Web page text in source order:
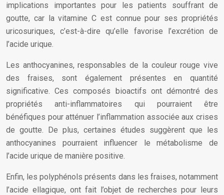
implications importantes pour les patients souffrant de
goutte, car la vitamine C est connue pour ses propriétés
uricosuriques, c’est-à-dire qu’elle favorise l’excrétion de
l’acide urique.
Les anthocyanines, responsables de la couleur rouge vive
des fraises, sont également présentes en quantité
significative. Ces composés bioactifs ont démontré des
propriétés anti-inflammatoires qui pourraient être
bénéfiques pour atténuer l’inflammation associée aux crises
de goutte. De plus, certaines études suggèrent que les
anthocyanines pourraient influencer le métabolisme de
l’acide urique de manière positive.
Enfin, les polyphénols présents dans les fraises, notamment
l’acide ellagique, ont fait l’objet de recherches pour leurs